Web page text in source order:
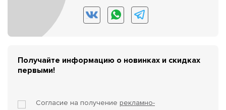
Получайте информацию о новинках и скидках
первыми!
Согласие на получение рекламно-